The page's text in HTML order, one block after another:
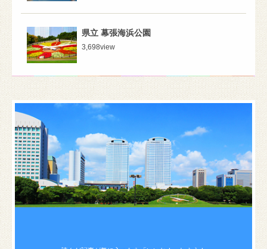
県立 幕張海浜公園
3,698view